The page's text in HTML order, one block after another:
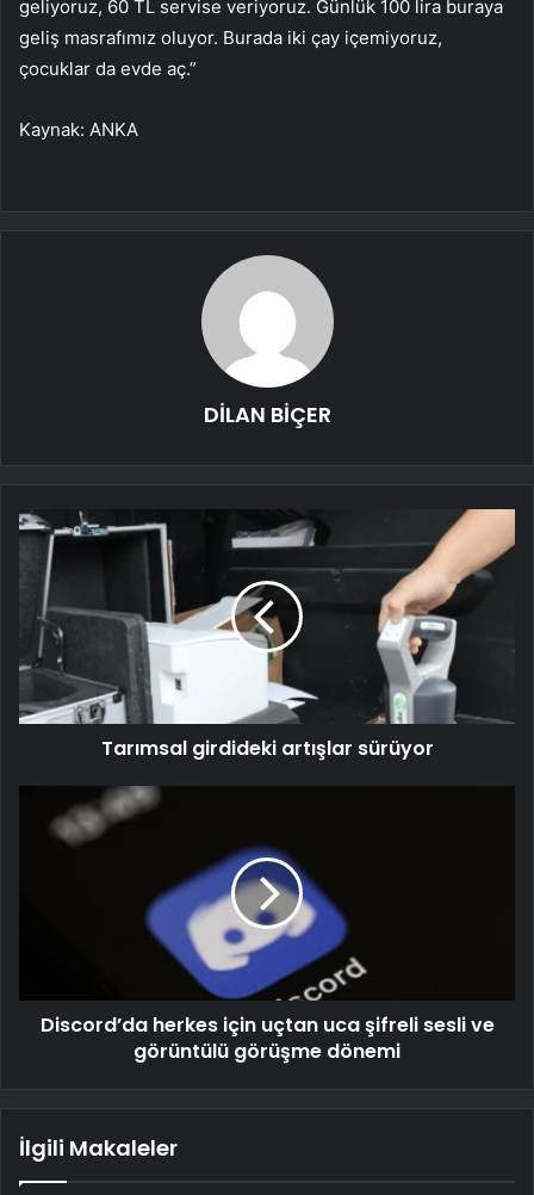
geliyoruz, 60 TL servise veriyoruz. Günlük 100 lira buraya
geliş masrafımız oluyor. Burada iki çay içemiyoruz,
çocuklar da evde aç.”
Kaynak: ANKA
DİLAN BİÇER
Tarımsal girdideki artışlar sürüyor
Discord’da herkes için uçtan uca şifreli sesli ve
görüntülü görüşme dönemi
İlgili Makaleler